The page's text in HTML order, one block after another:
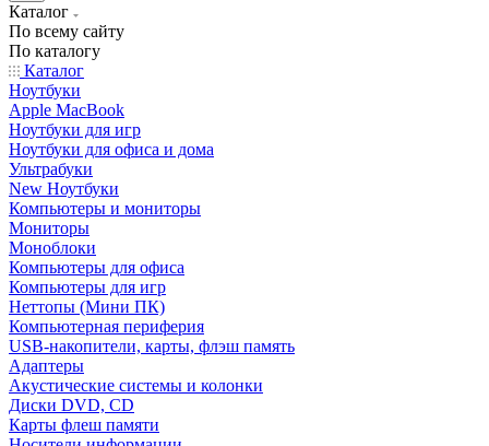
Каталог
По всему сайту
По каталогу
Каталог
Ноутбуки
Apple MacBook
Ноутбуки для игр
Ноутбуки для офиса и дома
Ультрабуки
New Ноутбуки
Компьютеры и мониторы
Мониторы
Моноблоки
Компьютеры для офиса
Компьютеры для игр
Неттопы (Мини ПК)
Компьютерная периферия
USB-накопители, карты, флэш память
Адаптеры
Акустические системы и колонки
Диски DVD, CD
Карты флеш памяти